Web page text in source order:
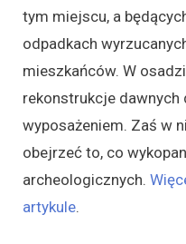
tym miejscu, a
odpadkach
mieszkańców. W
rekonstrukcje dawnych
wyposażeniem. Zaś w
obejrzeć to, co
archeologicznych.
artykule.